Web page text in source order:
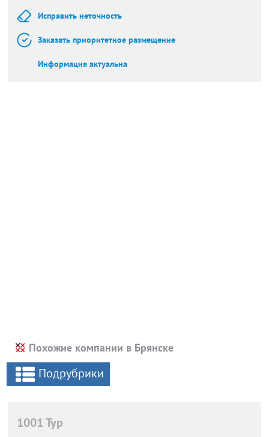
Исправить неточность
Заказать приоритетное размещение
Информация актуальна
Похожие компании в Брянске
Подрубрики
1001 Тур